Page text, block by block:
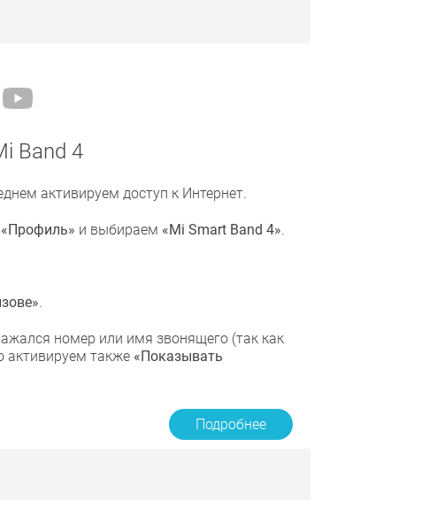
Band 4
активируем доступ к Интернет.
«Профиль» и выбираем «Mi Smart Band 4».
.
номер или имя звонящего (так как
активируем также «Показывать
Подробнее